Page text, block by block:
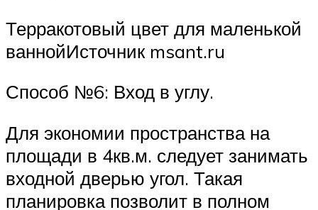
Терракотовый цвет для маленькой
ваннойИсточник msant.ru
Способ №6: Вход в углу.
Для экономии пространства на
площади в 4кв.м. следует занимать
входной дверью угол. Такая
планировка позволит в полном